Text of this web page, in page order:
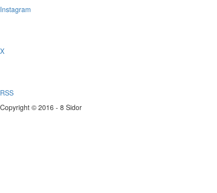
Instagram
X
RSS
Copyright © 2016 - 8 Sidor